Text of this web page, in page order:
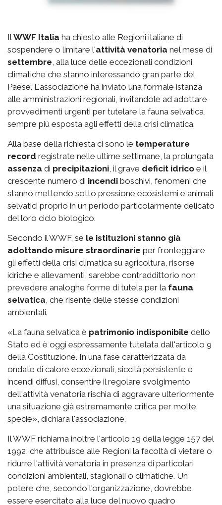
Il WWF Italia ha chiesto alle Regioni italiane di
sospendere o limitare l'attività venatoria nel mese di
settembre , alla luce delle eccezionali condizioni
climatiche che stanno interessando gran parte del
Paese. L'associazione ha inviato una formale istanza
alle amministrazioni regionali, invitandole ad adottare
provvedimenti urgenti per tutelare la fauna selvatica,
sempre più esposta agli effetti della crisi climatica.
Alla base della richiesta ci sono le temperature
record registrate nelle ultime settimane, la prolungata
assenza di precipitazioni , il grave deficit idrico e il
crescente numero di incendi boschivi, fenomeni che
stanno mettendo sotto pressione ecosistemi e animali
selvatici proprio in un periodo particolarmente delicato
del loro ciclo biologico.
Secondo il WWF, se le istituzioni stanno già
adottando misure straordinarie per fronteggiare
gli effetti della crisi climatica su agricoltura, risorse
idriche e allevamenti, sarebbe contraddittorio non
prevedere analoghe forme di tutela per la fauna
selvatica , che risente delle stesse condizioni
ambientali.
«La fauna selvatica è patrimonio indisponibile dello
Stato ed è oggi espressamente tutelata dall'articolo 9
della Costituzione. In una fase caratterizzata da
ondate di calore eccezionali, siccità persistente e
incendi diffusi, consentire il regolare svolgimento
dell'attività venatoria rischia di aggravare ulteriormente
una situazione già estremamente critica per molte
specie», dichiara l'associazione.
Il WWF richiama inoltre l'articolo 19 della legge 157 del
1992, che attribuisce alle Regioni la facoltà di vietare o
ridurre l'attività venatoria in presenza di particolari
condizioni ambientali, stagionali o climatiche. Un
potere che, secondo l'organizzazione, dovrebbe
essere esercitato alla luce del nuovo quadro